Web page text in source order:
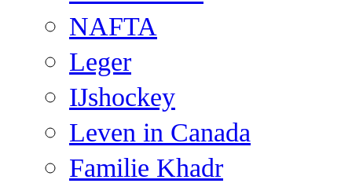
NAFTA
Leger
IJshockey
Leven in Canada
Familie Khadr